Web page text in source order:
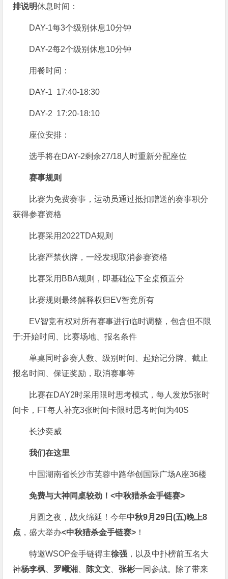
排说明休息时间：
DAY-1每3个级别休息10分钟
DAY-2每2个级别休息10分钟
用餐时间：
DAY-1 17:40-18:30
DAY-2 17:20-18:10
座位安排：
选手将在DAY-2剩余27/18人时重新分配座位
赛事规则
比赛为免费赛事，运动员通过抵扣赠送的赛事积分
获得参赛资格
比赛采用2022TDA规则
比赛严禁伙牌，一经发现取消参赛资格
比赛采用BBA规则，即基础位下全桌预置分
比赛规则最终解释权归EV智竞所有
EV智竞有权对所有赛事进行临时调整，包含但不限
于:开始时间、比赛场地、报名条件
单桌同时参赛人数、级别时间、起始记分牌、截止
报名时间、保证奖励，取消赛事等
比赛在DAY2时采用限时思考模式，每人发放5张时
间卡，FT每人补充3张时间卡限时思考时间为40S
长沙奕威
我们在这里
中国湖南省长沙市芙蓉中路华创国际广场A座36楼
免费与大神同桌较劲！<中秋猎杀金手链赛>
月圆之夜，战火绵延！今年中秋9月29日(五)晚上8
点 ，盛大举办<中秋猎杀金手链赛> ！
特邀WSOP金手链得主徐强 ，以及中扑榜前五名大
神杨李枫 罗曦湘 陈文文 、张彬一同参战。除了带来